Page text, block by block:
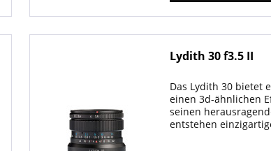
Lydith 30 f3.5 II
Das Lydith 30 bietet
einen 3d-ähnlichen
seinen
entstehen